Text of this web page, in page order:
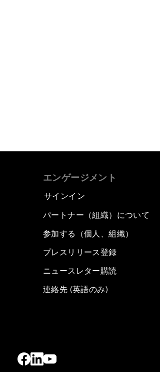
エンゲージメント
サインイン
パートナー（組織）について
参加する（個人、組織）
プレスリリース登録
ニュースレター購読
連絡先 (英語のみ)